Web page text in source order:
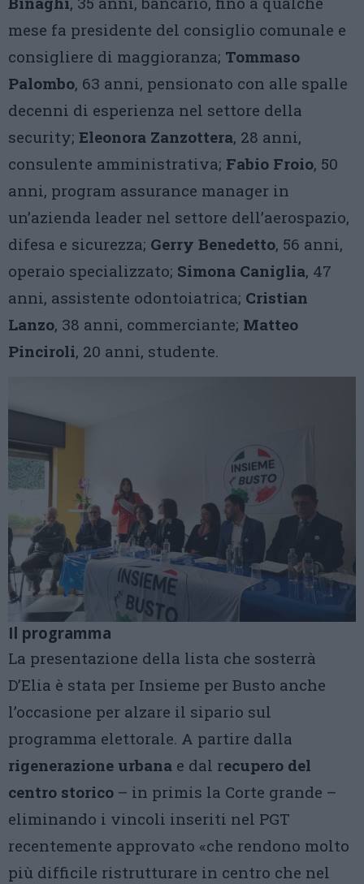
mese fa presidente del consiglio comunale e
consigliere di maggioranza; Tommaso
Palombo, 63 anni, pensionato con alle spalle
decenni di esperienza nel settore della
security; Eleonora Zanzottera, 28 anni,
consulente amministrativa; Fabio Froio, 50
anni, program assurance manager in
un’azienda leader nel settore dell’aerospazio,
difesa e sicurezza; Gerry Benedetto, 56 anni,
operaio specializzato; Simona Caniglia, 47
anni, assistente odontoiatrica; Cristian
Lanzo, 38 anni, commerciante; Matteo
Pinciroli, 20 anni, studente.
Il programma
La presentazione della lista che sosterrà
D’Elia è stata per Insieme per Busto anche
l’occasione per alzare il sipario sul
programma elettorale. A partire dalla
rigenerazione urbana e dal recupero del
centro storico – in primis la Corte grande –
eliminando i vincoli inseriti nel PGT
recentemente approvato «che rendono molto
più difficile ristrutturare in centro che nel